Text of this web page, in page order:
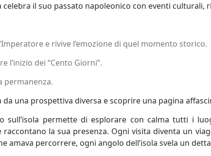
celebra il suo passato napoleonico con eventi
e rivive l’emozione di quel momento storico.
l’inizio dei “Cento Giorni”.
permanenza.
una prospettiva diversa e scoprire una pagina
sull’isola permette di esplorare con calma tutti i
la sua presenza. Ogni visita diventa un
amava percorrere, ogni angolo dell’isola svela un